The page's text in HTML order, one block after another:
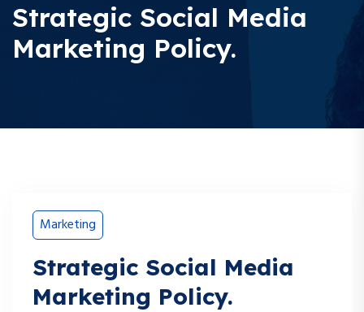
Strategic Social Media
Marketing Policy.
Marketing
Strategic Social Media
Marketing Policy.